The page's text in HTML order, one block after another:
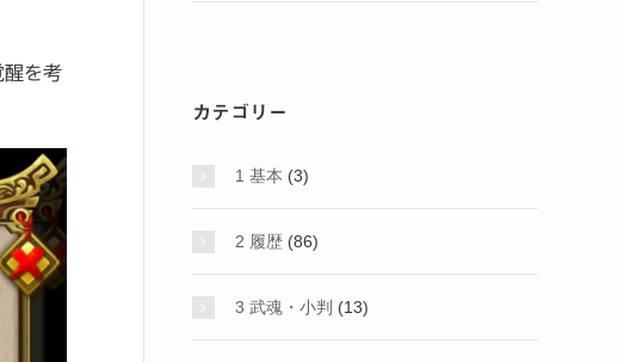
醒を考
カテゴリー
1 基本 (3)
2 履歴 (86)
3 武魂・小判 (13)